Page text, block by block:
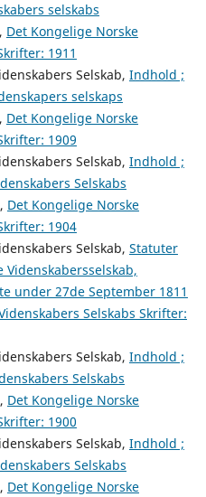
selskabs
, Det Kongelige Norske
1911
Selskab, Indhold ;
selskaps
, Det Kongelige Norske
1909
Selskab, Indhold ;
Selskabs
, Det Kongelige Norske
1904
Selskab, Statuter
under 27de September 1811
Selskabs Skrifter:
Selskab, Indhold ;
Selskabs
, Det Kongelige Norske
1900
Selskab, Indhold ;
Selskabs
, Det Kongelige Norske